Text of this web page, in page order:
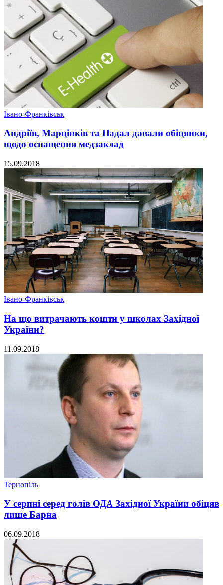
Івано-Франківськ
Андріїв, Марцінків та Надал давали обіцянки,
щодо оснащення медзаклад
15.09.2018
Івано-Франківськ
На що витрачають кошти у школах Західної
України?
11.09.2018
Тернопіль
У серпні серед голів ОДА Західної України обіцяв
лише Барна
06.09.2018